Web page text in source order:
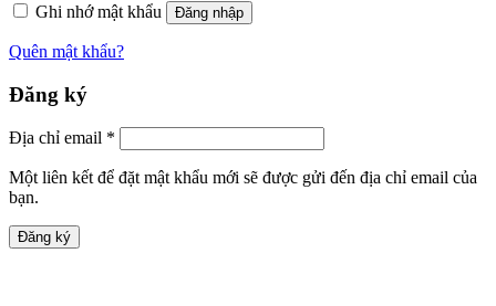
Ghi nhớ mật khẩu Đăng nhập
Quên mật khẩu?
Đăng ký
Địa chỉ email *
Một liên kết để đặt mật khẩu mới sẽ được gửi đến địa chỉ email của
bạn.
Đăng ký